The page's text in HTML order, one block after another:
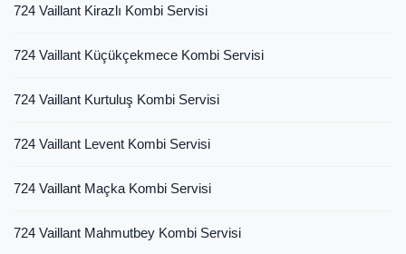
724 Vaillant Kirazlı Kombi Servisi
724 Vaillant Küçükçekmece Kombi Servisi
724 Vaillant Kurtuluş Kombi Servisi
724 Vaillant Levent Kombi Servisi
724 Vaillant Maçka Kombi Servisi
724 Vaillant Mahmutbey Kombi Servisi